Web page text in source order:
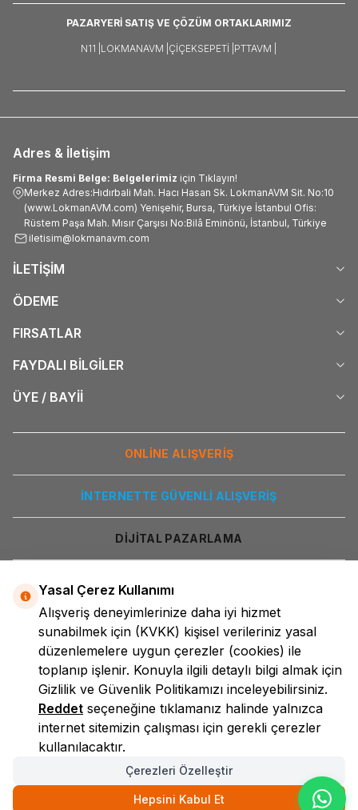
PAZARYERİ SATIŞ VE ÇÖZÜM ORTAKLARIMIZ
N11 | LOKMANAVM | ÇIÇEKSEPETI | PTTAVM |
Adres & İletişim
Firma Resmi Belge: Belgelerimiz için Tıklayın!
Merkez Adres:Hıdırbali Mah. Hacı Hasan Sk. LokmanAVM Sit. No:10
(www.LokmanAVM.com) Yenişehir, Bursa, Türkiye İstanbul Ofis:
Rüstem Paşa Mah. Mısır Çarşısı No:Bilâ Eminönü, İstanbul, Türkiye
iletisim@lokmanavm.com
İLETİŞİM
ÖDEME
FIRSATLAR
FAYDALI BİLGİLER
ÜYE / BAYİİ
ONLİNE ALIŞVERİŞ
İNTERNETTE GÜVENLİ ALIŞVERİŞ
DİJİTAL PAZARLAMA
LokmanAVM
Yasal Çerez Kullanımı
Alışveriş deneyimlerinize daha iyi hizmet
sunabilmek için (KVKK) kişisel verileriniz yasal
düzenlemelere uygun çerezler (cookies) ile
toplanıp işlenir. Konuyla ilgili detaylı bilgi almak için
Gizlilik ve Güvenlik Politikamızı inceleyebilirsiniz.
Reddet seçeneğine tıklamanız halinde yalnızca
internet sitemizin çalışması için gerekli çerezler
kullanılacaktır.
Çerezleri Özelleştir
Hepsini Kabul Et